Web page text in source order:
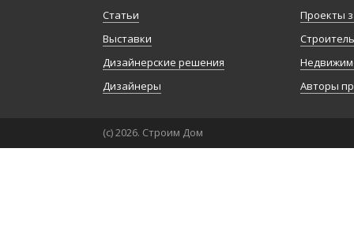
Статьи
Выставки
Дизайнерские решения
Дизайнеры
Проекты
Авторы
(с) 2026. Строим Дом